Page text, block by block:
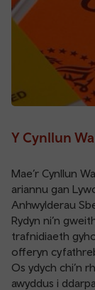
Y Cynllun
Mae’r Cynllun
ariannu gan
Anhwylderau
Rydyn ni’n
trafnidiaeth
offeryn
Os ydych chi’n
awyddus i